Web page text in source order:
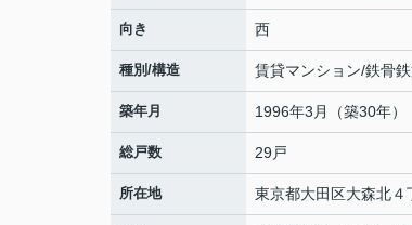
向き 西
種別/構造 賃貸マンション/鉄骨
築年月 1996年3月（築30年）
総戸数 29戸
所在地 東京都大田区大森北４